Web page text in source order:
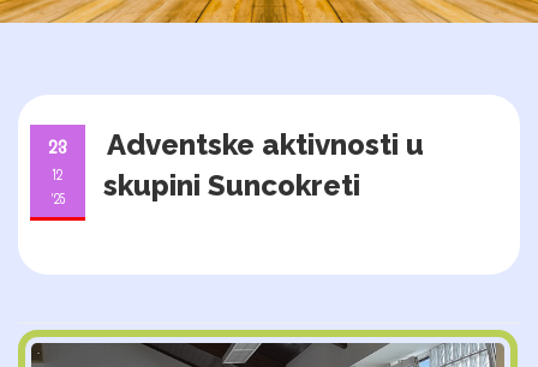
23
12
'25
Adventske aktivnosti u
skupini Suncokreti